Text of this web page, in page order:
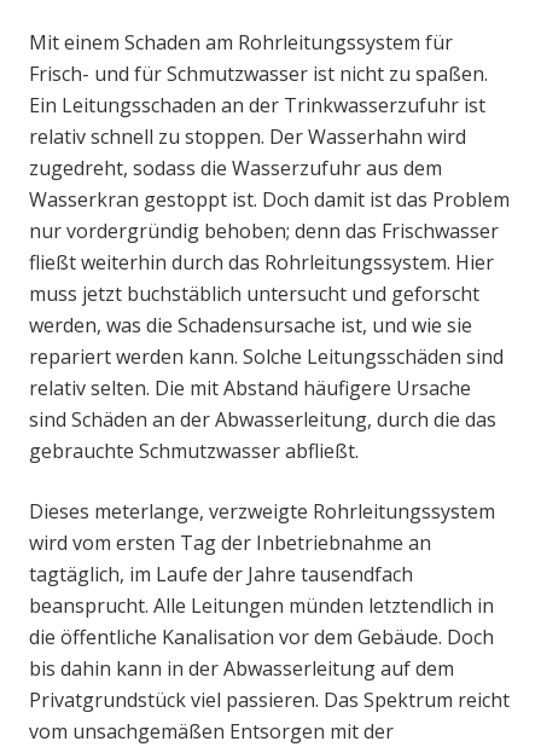
Mit einem Schaden am Rohrleitungssystem für
Frisch- und für Schmutzwasser ist nicht zu spaßen.
Ein Leitungsschaden an der Trinkwasserzufuhr ist
relativ schnell zu stoppen. Der Wasserhahn wird
zugedreht, sodass die Wasserzufuhr aus dem
Wasserkran gestoppt ist. Doch damit ist das Problem
nur vordergründig behoben; denn das Frischwasser
fließt weiterhin durch das Rohrleitungssystem. Hier
muss jetzt buchstäblich untersucht und geforscht
werden, was die Schadensursache ist, und wie sie
repariert werden kann. Solche Leitungsschäden sind
relativ selten. Die mit Abstand häufigere Ursache
sind Schäden an der Abwasserleitung, durch die das
gebrauchte Schmutzwasser abfließt.
Dieses meterlange, verzweigte Rohrleitungssystem
wird vom ersten Tag der Inbetriebnahme an
tagtäglich, im Laufe der Jahre tausendfach
beansprucht. Alle Leitungen münden letztendlich in
die öffentliche Kanalisation vor dem Gebäude. Doch
bis dahin kann in der Abwasserleitung auf dem
Privatgrundstück viel passieren. Das Spektrum reicht
vom unsachgemäßen Entsorgen mit der